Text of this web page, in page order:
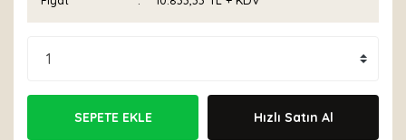
SEPETE EKLE Hızlı Satın Al